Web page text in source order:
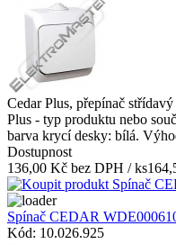
Cedar Plus, přepínač
Plus - typ produktu nebo
barva krycí desky: bílá.
Dostupnost
136,00 Kč bez DPH / ks
Spínač CEDAR
Kód: 10.026.925